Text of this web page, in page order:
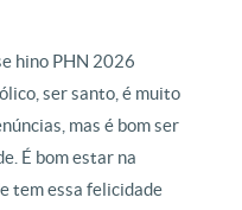
hino PHN 2026
ser santo, é muito
mas é bom ser
É bom estar na
tem essa felicidade